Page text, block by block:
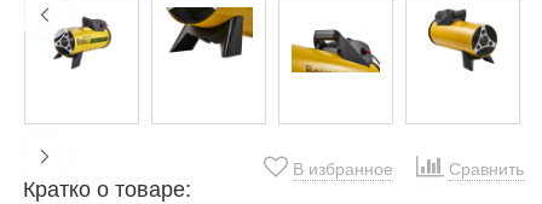
В избранное Сравнить
Кратко о товаре: